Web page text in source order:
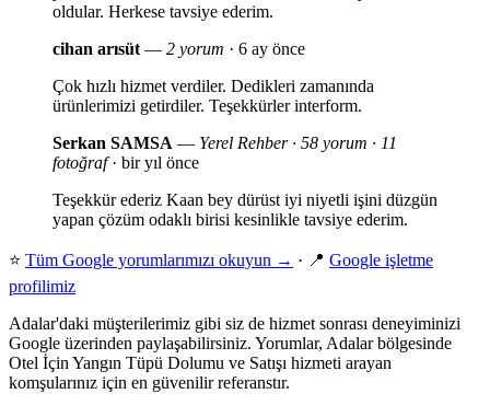
oldular. Herkese tavsiye ederim.
cihan arısüt— 2 yorum · 6 ay önce
Çok hızlı hizmet verdiler. Dedikleri zamanında
ürünlerimizi getirdiler. Teşekkürler interform.
Serkan SAMSA — Yerel Rehber · 58 yorum · 11
fotoğraf· bir yıl önce
Teşekkür ederiz Kaan bey dürüst iyi niyetli işini düzgün
yapan çözüm odaklı birisi kesinlikle tavsiye ederim.
⭐ Tüm Google yorumlarımızı okuyun → · 📍 Google işletme
profilimiz
Adalar'daki müşterilerimiz gibi siz de hizmet sonrası deneyiminizi
Google üzerinden paylaşabilirsiniz. Yorumlar, Adalar bölgesinde
Otel İçin Yangın Tüpü Dolumu ve Satışı hizmeti arayan
komşularınız için en güvenilir referanstır.